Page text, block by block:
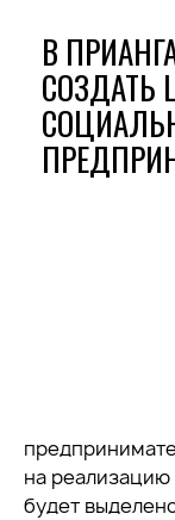
В
СОЗДАТЬ
на реализацию
будет